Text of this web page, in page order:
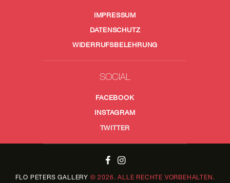
IMPRESSUM
DATENSCHUTZ
WIDERRUFSBELEHRUNG
SOCIAL
FACEBOOK
INSTAGRAM
TWITTER
FLO PETERS GALLERY © 2026. ALLE RECHTE VORBEHALTEN.